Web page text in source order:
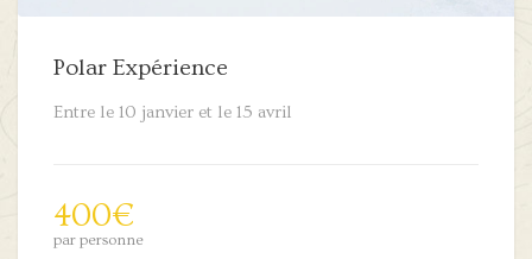
Polar Expérience
Entre le 10 janvier et le 15 avril
400€
par personne